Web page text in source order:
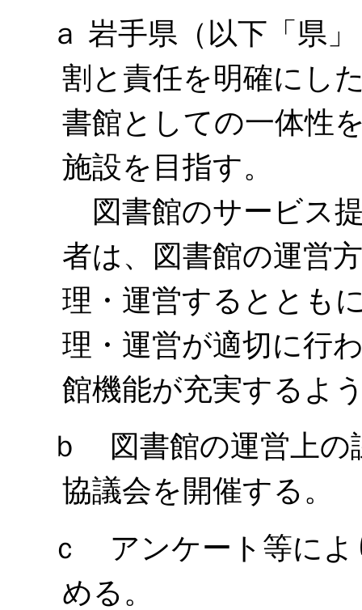
ａ 岩手県（以下「県
割と責任を明確にし
書館としての一体性
施設を目指す。
図書館のサービス
者は、図書館の運営
理・運営するととも
理・運営が適切に行
館機能が充実するよ
ｂ 図書館の運営上の
協議会を開催する。
ｃ アンケート等によ
める。